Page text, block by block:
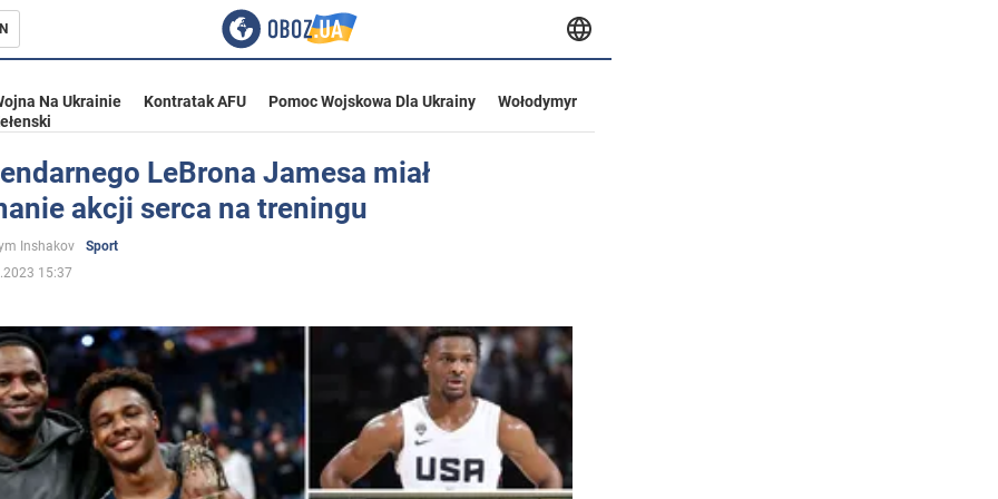
Ukrainie
Na Ukrainie Kontratak AFU Pomoc Wojskowa Dla Ukrainy
Wołodymyr
LeBrona Jamesa miał
akcji serca na treningu
Inshakov
Sport
15:37